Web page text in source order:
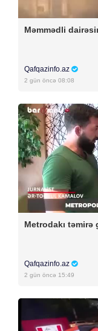
Məmmədli
Qafqazinfo.az
2 gün öncə 08:08
Metrodakı
Qafqazinfo.az
2 gün öncə 15:49